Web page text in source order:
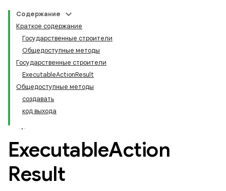
Содержание
Краткое содержание
Государственные строители
Общедоступные методы
Государственные строители
ExecutableActionResult
Общедоступные методы
создавать
код выхода
ExecutableAction
Result